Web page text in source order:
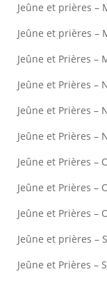
Jeûne et prières –
Jeûne et prières –
Jeûne et Prières –
Jeûne et Prières –
Jeûne et Prières –
Jeûne et Prières –
Jeûne et Prières –
Jeûne et Prières –
Jeûne et Prières –
Jeûne et prières –
Jeûne et Prières –